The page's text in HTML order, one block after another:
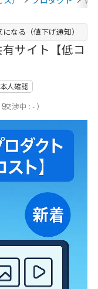
サイト【低コ
になる（値下げ通知）
本人確認
9交渉中 : - ）